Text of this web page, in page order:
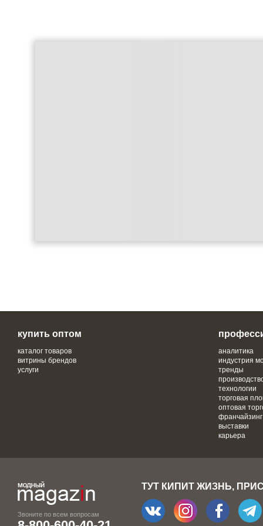
купить оптом
каталог товаров
витрины брендов
услуги
аналитика
индустрия
тренды
технологии
торговая
оптовая
франчайзинг
выставки
карьера
Звоните по всем вопросам
ТУТ КИПИТ ЖИЗНЬ,